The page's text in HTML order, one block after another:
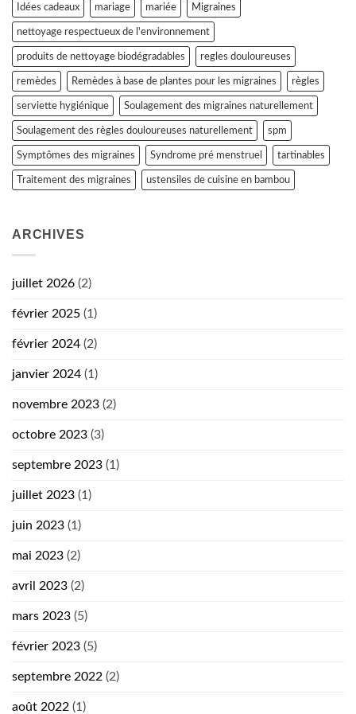
Idées cadeaux mariage mariée Migraines
nettoyage respectueux de l'environnement
produits de nettoyage biodégradables regles douloureuses
remèdes Remèdes à base de plantes pour les migraines règles
serviette hygiénique Soulagement des migraines naturellement
Soulagement des règles douloureuses naturellement spm
Symptômes des migraines Syndrome pré menstruel tartinables
Traitement des migraines ustensiles de cuisine en bambou
ARCHIVES
juillet 2026 (2)
février 2025 (1)
février 2024 (2)
janvier 2024 (1)
novembre 2023 (2)
octobre 2023 (3)
septembre 2023 (1)
juillet 2023 (1)
juin 2023 (1)
mai 2023 (2)
avril 2023 (2)
mars 2023 (5)
février 2023 (5)
septembre 2022 (2)
août 2022 (1)